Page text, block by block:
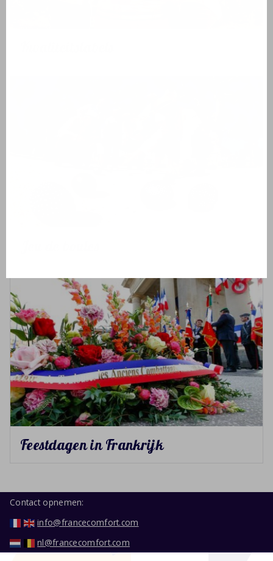
Feestdagen in Frankrijk
Contact opnemen:
info@francecomfort.com
nl@francecomfort.com